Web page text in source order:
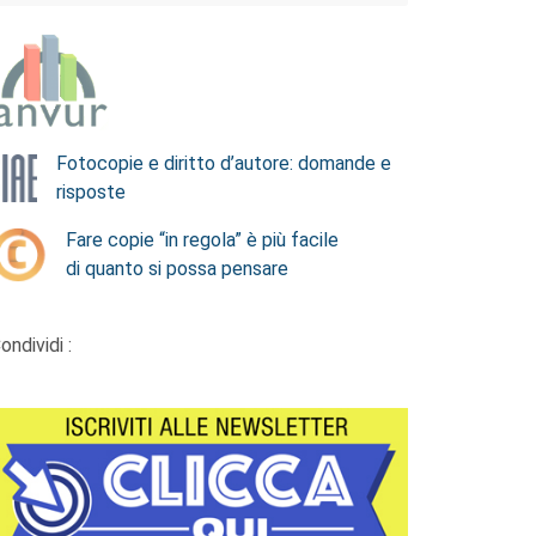
Fotocopie e diritto d’autore: domande e
risposte
Fare copie “in regola” è più facile
di quanto si possa pensare
: